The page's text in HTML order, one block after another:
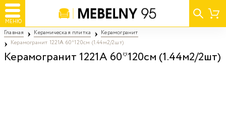
МЕНЮ
Главная Керамическая плитка
Керамогранит
Керамогранит 1221А 60*120см (1.44м2/2шт)
Керамогранит 1221А 60*120см (1.44м2/2шт)